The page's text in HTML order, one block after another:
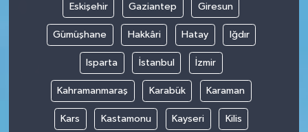
Eskişehir Gaziantep Giresun
Gümüşhane Hakkâri Hatay Iğdır
Isparta İstanbul İzmir
Kahramanmaraş Karabük Karaman
Kars Kastamonu Kayseri Kilis